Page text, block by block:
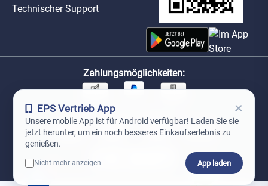
Technischer Support
Zahlungsmöglichkeiten:
Unsere Versandpartner:
EPS Vertrieb App ×
Unsere mobile App ist für Android verfügbar! Laden Sie sie
jetzt herunter, um ein noch besseres Einkaufserlebnis zu
genießen.
Nicht mehr anzeigen App laden